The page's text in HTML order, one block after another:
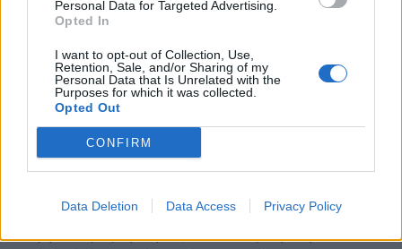
Personal Data for Targeted Advertising.
Opted In
I want to opt-out of Collection, Use,
Retention, Sale, and/or Sharing of my
Personal Data that Is Unrelated with the
Purposes for which it was collected.
Opted Out
CONFIRM
Data Deletion Data Access Privacy Policy
Αργυρούπολης, η οποία έφτασε στο σημείο μέσα
της πρώτης φλόγας. Τον επιχειρησιακό
συντονισμό είχαν ο αντιδήμαρχος Ανθεκτικότητας
και Πολιτικής Προστασίας Βασίλης Κρητικός και ο
αντιδήμαρχος Πρασίνου Λάζαρος Τογρίδης.
κάτω από τις οποίες ξεκίνησε η πυρκαγιά.